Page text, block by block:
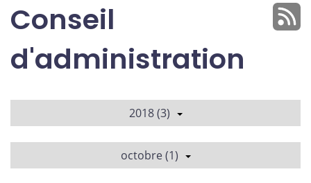
Conseil
d'administration
2018 (3)
octobre (1)